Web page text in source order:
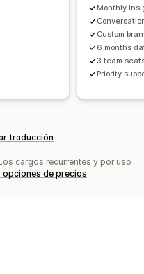
Monthly
Custom
6 months
3 team
Priority
traducción
cargos recurrentes y por uso
opciones de precios